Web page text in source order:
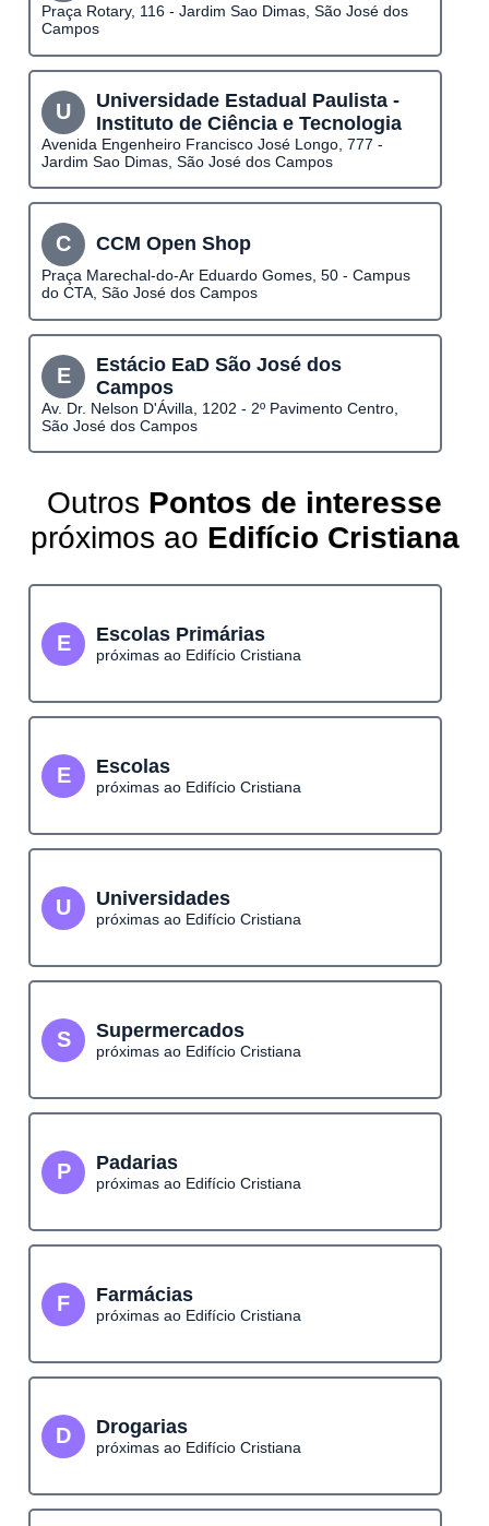
Praça Rotary, 116 - Jardim Sao Dimas, São José dos
Campos
U
Universidade Estadual Paulista -
Instituto de Ciência e Tecnologia
Avenida Engenheiro Francisco José Longo, 777 -
Jardim Sao Dimas, São José dos Campos
C CCM Open Shop
Praça Marechal-do-Ar Eduardo Gomes, 50 - Campus
do CTA, São José dos Campos
E
Estácio EaD São José dos
Campos
Av. Dr. Nelson D'Ávilla, 1202 - 2º Pavimento Centro,
São José dos Campos
Outros Pontos de interesse
próximos ao Edifício Cristiana
E Escolas Primárias
próximas ao Edifício Cristiana
E Escolas
próximas ao Edifício Cristiana
U Universidades
próximas ao Edifício Cristiana
S Supermercados
próximas ao Edifício Cristiana
P Padarias
próximas ao Edifício Cristiana
F Farmácias
próximas ao Edifício Cristiana
D Drogarias
próximas ao Edifício Cristiana